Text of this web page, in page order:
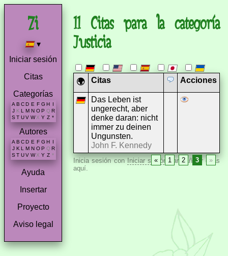
▾
Iniciar sesión
Citas
Categorías
A B C D E F G H I
J K L M N O P Q R
S T U V W X Y Z *
Autores
A B C D E F G H
J K L M N O P Q R
S T U V W X Y Z *
Ayuda
Insertar
Proyecto
Aviso legal
11 Citas para la categoría
Justicia
🌍 Citas Acciones
Das Leben ist
ungerecht, aber
denke daran: nicht
immer zu deinen
Ungunsten.
John F. Kennedy
« 1 2 3 »
Inicia sesión conIniciar sesión para añadir citas
aquí.